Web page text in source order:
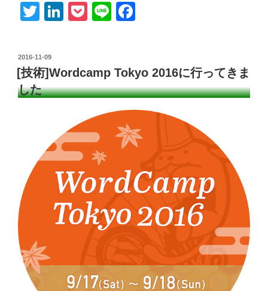
T
tt
er
Li
e
dI
P
et
Li
e
b
o
o
k
投
稿
日:
2016-11-09
[技術]Wordcamp Tokyo 2016に行ってきま
した